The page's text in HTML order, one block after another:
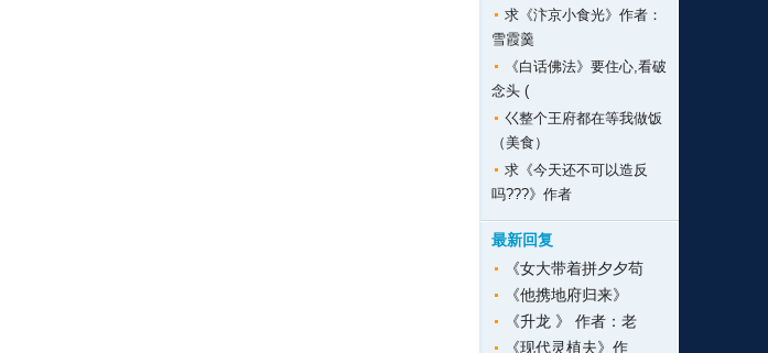
求《汴京小食光》作者：
雪霞羹
《白话佛法》要住心,看破
念头 (
巜整个王府都在等我做饭
（美食）
求《今天还不可以造反
吗???》作者
最新回复
《女大带着拼夕夕苟
《他携地府归来》
《升龙 》 作者：老
《现代灵植夫》作